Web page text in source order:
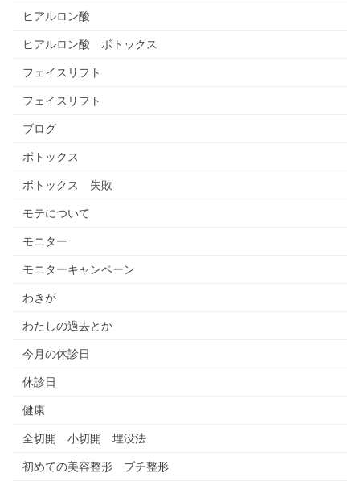
ヒアルロン酸
ヒアルロン酸 ボトックス
フェイスリフト
フェイスリフト
ブログ
ボトックス
ボトックス 失敗
モテについて
モニター
モニターキャンペーン
わきが
わたしの過去とか
今月の休診日
休診日
健康
全切開 小切開 埋没法
初めての美容整形 プチ整形